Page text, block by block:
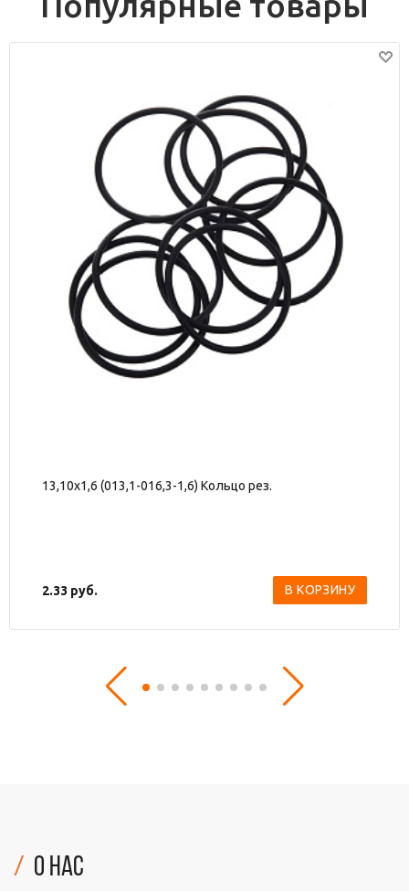
13,10х1,6 (013,1-016,3-1,6) Кольцо рез.
2.33 руб. В КОРЗИНУ
О нас